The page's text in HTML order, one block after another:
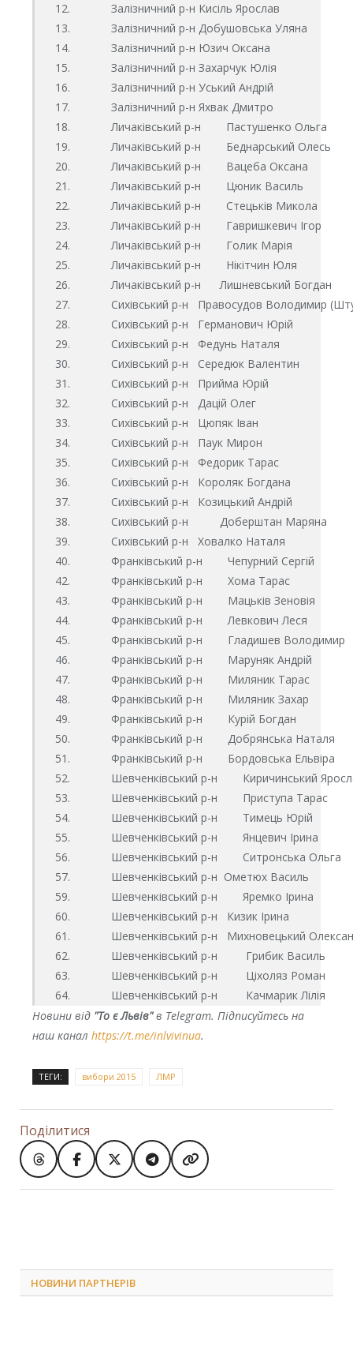
12.             Залізничний р-н Кисіль Ярослав
13.             Залізничний р-н Добушовська Уляна
14.             Залізничний р-н Юзич Оксана
15.             Залізничний р-н Захарчук Юлія
16.             Залізничний р-н Уський Андрій
17.             Залізничний р-н Яхвак Дмитро
18.             Личаківський р-н        Пастушенко Ольга
19.             Личаківський р-н        Беднарський Олесь
20.             Личаківський р-н        Вацеба Оксана
21.             Личаківський р-н        Цюник Василь
22.             Личаківський р-н        Стецьків Микола
23.             Личаківський р-н        Гавришкевич Ігор
24.             Личаківський р-н        Голик Марія
25.             Личаківський р-н        Нікітчин Юля
26.             Личаківський р-н      Лишневський Богдан
27.             Сихівський р-н   Правосудов Володимир
28.             Сихівський р-н   Германович Юрій
29.             Сихівський р-н   Федунь Наталя
30.             Сихівський р-н   Середюк Валентин
31.             Сихівський р-н   Прийма Юрій
32.             Сихівський р-н   Дацій Олег
33.             Сихівський р-н   Цюпяк Іван
34.             Сихівський р-н   Паук Мирон
35.             Сихівський р-н   Федорик Тарас
36.             Сихівський р-н   Короляк Богдана
37.             Сихівський р-н   Козицький Андрій
38.             Сихівський р-н          Доберштан Маряна
39.             Сихівський р-н   Ховалко Наталя
40.             Франківський р-н        Чепурний Сергій
42.             Франківський р-н        Хома Тарас
43.             Франківський р-н        Мацьків Зеновія
44.             Франківський р-н        Левкович Леся
45.             Франківський р-н        Гладишев Володимир
46.             Франківський р-н        Маруняк Андрій
47.             Франківський р-н        Миляник Тарас
48.             Франківський р-н        Миляник Захар
49.             Франківський р-н        Курій Богдан
50.             Франківський р-н        Добрянська Наталя
51.             Франківський р-н        Бордовська Ельвіра
52.             Шевченківський р-н        Киричинський
53.             Шевченківський р-н        Приступа Тарас
54.             Шевченківський р-н        Тимець Юрій
55.             Шевченківський р-н        Янцевич Ірина
56.             Шевченківський р-н        Ситронська Ольга
57.             Шевченківський р-н  Ометюх Василь
59.             Шевченківський р-н        Яремко Ірина
60.             Шевченківський р-н   Кизик Ірина
61.             Шевченківський р-н   Михновецький
62.             Шевченківський р-н         Грибик Василь
63.             Шевченківський р-н         Ціхоляз Роман
64.             Шевченківський р-н         Качмарик Лілія
Новини від "То є Львів"в Telegram. Підписуйтесь на
наш канал https://t.me/inlvivinua.
ТЕГИ: вибори 2015 ЛМР
Поділитися
НОВИНИ ПАРТНЕРІВ